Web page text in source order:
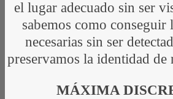
el lugar adecuado sin ser
sabemos como conseguir
necesarias sin ser
preservamos la identidad de
MÁXIMA